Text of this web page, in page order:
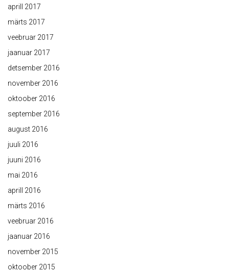
aprill 2017
märts 2017
veebruar 2017
jaanuar 2017
detsember 2016
november 2016
oktoober 2016
september 2016
august 2016
juuli 2016
juuni 2016
mai 2016
aprill 2016
märts 2016
veebruar 2016
jaanuar 2016
november 2015
oktoober 2015